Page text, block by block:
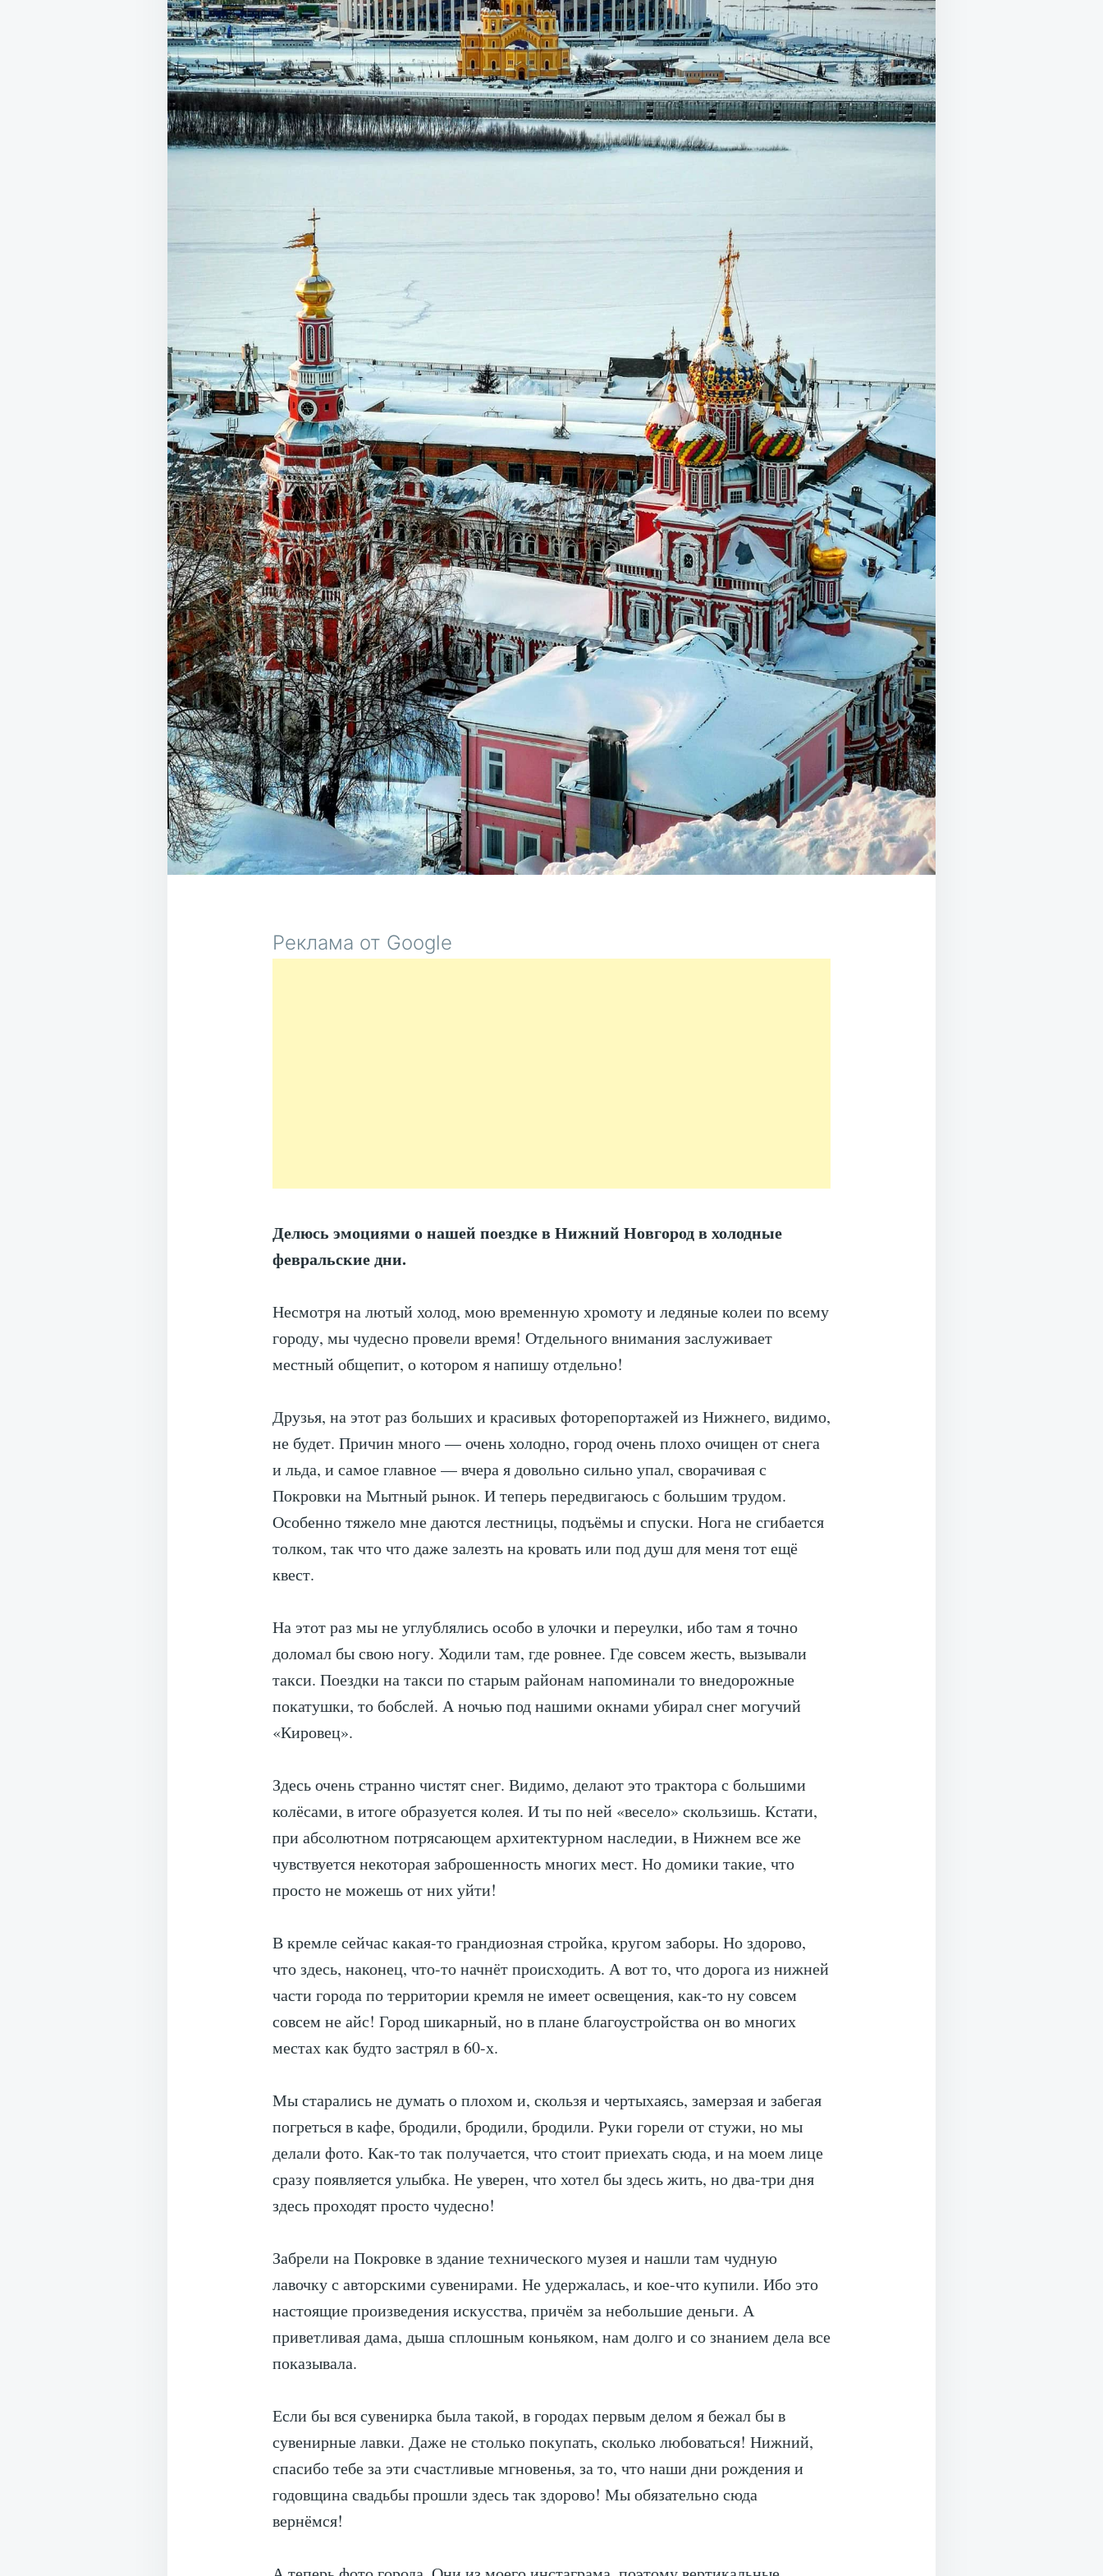
Реклама от Google
Делюсь эмоциями о нашей поездке в Нижний Новгород в холодные
февральские дни.
Несмотря на лютый холод, мою временную хромоту и ледяные колеи по всему
городу, мы чудесно провели время! Отдельного внимания заслуживает
местный общепит, о котором я напишу отдельно!
Друзья, на этот раз больших и красивых фоторепортажей из Нижнего, видимо,
не будет. Причин много — очень холодно, город очень плохо очищен от снега
и льда, и самое главное — вчера я довольно сильно упал, сворачивая с
Покровки на Мытный рынок. И теперь передвигаюсь с большим трудом.
Особенно тяжело мне даются лестницы, подъёмы и спуски. Нога не сгибается
толком, так что что даже залезть на кровать или под душ для меня тот ещё
квест.
На этот раз мы не углублялись особо в улочки и переулки, ибо там я точно
доломал бы свою ногу. Ходили там, где ровнее. Где совсем жесть, вызывали
такси. Поездки на такси по старым районам напоминали то внедорожные
покатушки, то бобслей. А ночью под нашими окнами убирал снег могучий
«Кировец».
Здесь очень странно чистят снег. Видимо, делают это трактора с большими
колёсами, в итоге образуется колея. И ты по ней «весело» скользишь. Кстати,
при абсолютном потрясающем архитектурном наследии, в Нижнем все же
чувствуется некоторая заброшенность многих мест. Но домики такие, что
просто не можешь от них уйти!
В кремле сейчас какая-то грандиозная стройка, кругом заборы. Но здорово,
что здесь, наконец, что-то начнёт происходить. А вот то, что дорога из нижней
части города по территории кремля не имеет освещения, как-то ну совсем
совсем не айс! Город шикарный, но в плане благоустройства он во многих
местах как будто застрял в 60-х.
Мы старались не думать о плохом и, скользя и чертыхаясь, замерзая и забегая
погреться в кафе, бродили, бродили, бродили. Руки горели от стужи, но мы
делали фото. Как-то так получается, что стоит приехать сюда, и на моем лице
сразу появляется улыбка. Не уверен, что хотел бы здесь жить, но два-три дня
здесь проходят просто чудесно!
Забрели на Покровке в здание технического музея и нашли там чудную
лавочку с авторскими сувенирами. Не удержалась, и кое-что купили. Ибо это
настоящие произведения искусства, причём за небольшие деньги. А
приветливая дама, дыша сплошным коньяком, нам долго и со знанием дела все
показывала.
Если бы вся сувенирка была такой, в городах первым делом я бежал бы в
сувенирные лавки. Даже не столько покупать, сколько любоваться! Нижний,
спасибо тебе за эти счастливые мгновенья, за то, что наши дни рождения и
годовщина свадьбы прошли здесь так здорово! Мы обязательно сюда
вернёмся!